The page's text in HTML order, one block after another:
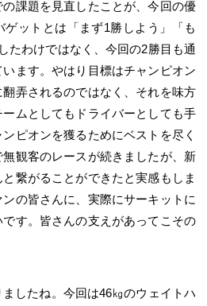
課題を見直したことが、今回の優
ゲットとは「まず1勝しよう」「も
たわけではなく、今回の2勝目も通
ます。やはり目標はチャンピオン
弄されるのではなく、それを味方
ムとしてもドライバーとしても手
ピオンを獲るためにベストを尽く
観客のレースが続きましたが、新
繋がることができたと実感もしま
の皆さんに、実際にサーキットに
す。皆さんの支えがあってこその
したね。今回は46㎏のウェイトハ